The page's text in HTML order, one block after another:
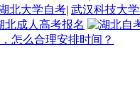
北大学自考| 武汉科技大
怎么合理安排时间？